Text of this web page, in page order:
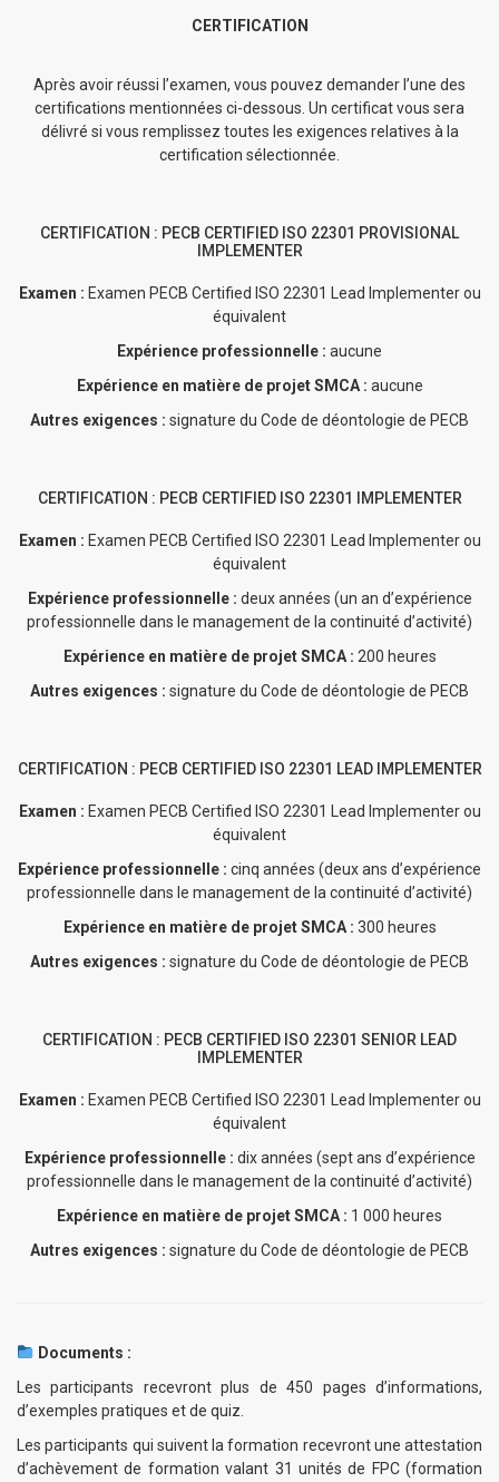
CERTIFICATION
Après avoir réussi l’examen, vous pouvez demander l’une des
certifications mentionnées ci-dessous. Un certificat vous sera
délivré si vous remplissez toutes les exigences relatives à la
certification sélectionnée.
CERTIFICATION : PECB CERTIFIED ISO 22301 PROVISIONAL
IMPLEMENTER
Examen : Examen PECB Certified ISO 22301 Lead Implementer ou
équivalent
Expérience professionnelle : aucune
Expérience en matière de projet SMCA : aucune
Autres exigences : signature du Code de déontologie de PECB
CERTIFICATION : PECB CERTIFIED ISO 22301 IMPLEMENTER
Examen : Examen PECB Certified ISO 22301 Lead Implementer ou
équivalent
Expérience professionnelle : deux années (un an d’expérience
professionnelle dans le management de la continuité d’activité)
Expérience en matière de projet SMCA : 200 heures
Autres exigences : signature du Code de déontologie de PECB
CERTIFICATION : PECB CERTIFIED ISO 22301 LEAD IMPLEMENTER
Examen : Examen PECB Certified ISO 22301 Lead Implementer ou
équivalent
Expérience professionnelle : cinq années (deux ans d’expérience
professionnelle dans le management de la continuité d’activité)
Expérience en matière de projet SMCA : 300 heures
Autres exigences : signature du Code de déontologie de PECB
CERTIFICATION : PECB CERTIFIED ISO 22301 SENIOR LEAD
IMPLEMENTER
Examen : Examen PECB Certified ISO 22301 Lead Implementer ou
équivalent
Expérience professionnelle : dix années (sept ans d’expérience
professionnelle dans le management de la continuité d’activité)
Expérience en matière de projet SMCA : 1 000 heures
Autres exigences : signature du Code de déontologie de PECB
Documents :
Les participants recevront plus de 450 pages d’informations,
d’exemples pratiques et de quiz.
Les participants qui suivent la formation recevront une attestation
d’achèvement de formation valant 31 unités de FPC (formation